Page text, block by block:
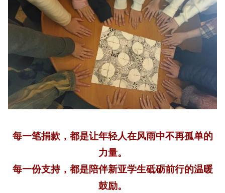
每一笔捐款，都是让年轻人在风雨中不再孤单的
力量。
每一份支持，都是陪伴新亚学生砥砺前行的温暖
鼓励。